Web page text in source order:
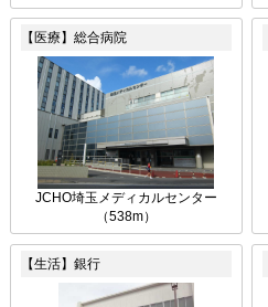
【医療】総合病院
JCHO埼玉メディカルセンター
（538m）
【生活】銀行